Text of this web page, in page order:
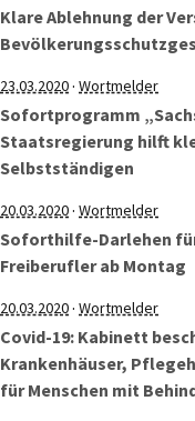
Klare Ablehnung der
23.03.2020· Wortmelder
Sofortprogramm
Staatsregierung hilft
Selbstständigen
20.03.2020· Wortmelder
Soforthilfe-Darlehen
Freiberufler ab Montag
20.03.2020· Wortmelder
Covid-19: Kabinett
Krankenhäuser,
für Menschen mit